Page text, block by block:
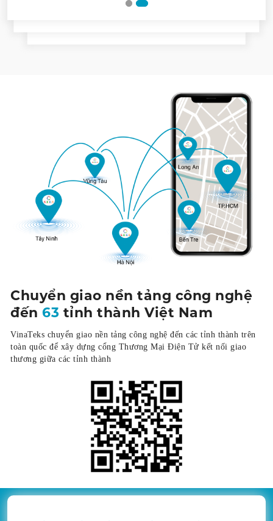
Chuyển giao nền tảng công nghệ
đến 63 tỉnh thành Việt Nam
VinaTeks chuyển giao nền tảng công nghệ đến các tỉnh thành trên
toàn quốc để xây dựng cổng Thương Mại Điện Tử kết nối giao
thương giữa các tỉnh thành